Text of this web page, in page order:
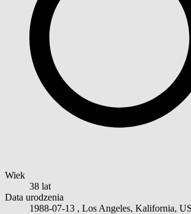
Wiek
38 lat
Data urodzenia
1988-07-13 , Los Angeles, Kalifornia,